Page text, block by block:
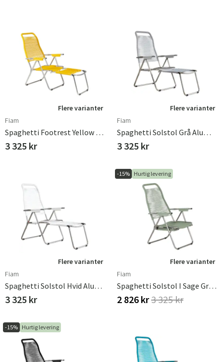
Danmark
Norge
Suomi
Flere varianter
Fiam
Spaghetti Footrest Yellow Matt Aluminium
3 325 kr
Flere varianter
Fiam
Spaghetti Solstol Grå Aluminium
3 325 kr
Flere varianter
Fiam
Spaghetti Solstol Hvid Aluminium
3 325 kr
-15% Hurtig levering
Flere varianter
Fiam
Spaghetti Solstol I Sage Green Aluminium
2 826 kr3 325 kr
-15% Hurtig levering